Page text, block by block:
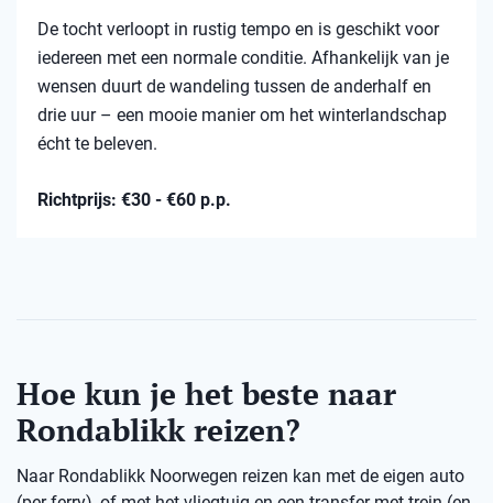
De tocht verloopt in rustig tempo en is geschikt voor
iedereen met een normale conditie. Afhankelijk van je
wensen duurt de wandeling tussen de anderhalf en
drie uur – een mooie manier om het winterlandschap
écht te beleven.
Richtprijs: €30 - €60 p.p.
Hoe kun je het beste naar
Rondablikk reizen?
Naar Rondablikk Noorwegen reizen kan met de eigen auto